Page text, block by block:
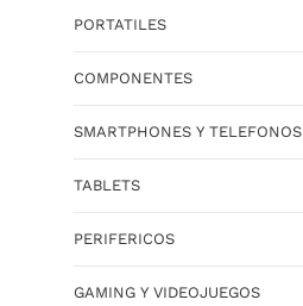
PORTATILES
COMPONENTES
SMARTPHONES Y TELEFONOS
TABLETS
PERIFERICOS
GAMING Y VIDEOJUEGOS